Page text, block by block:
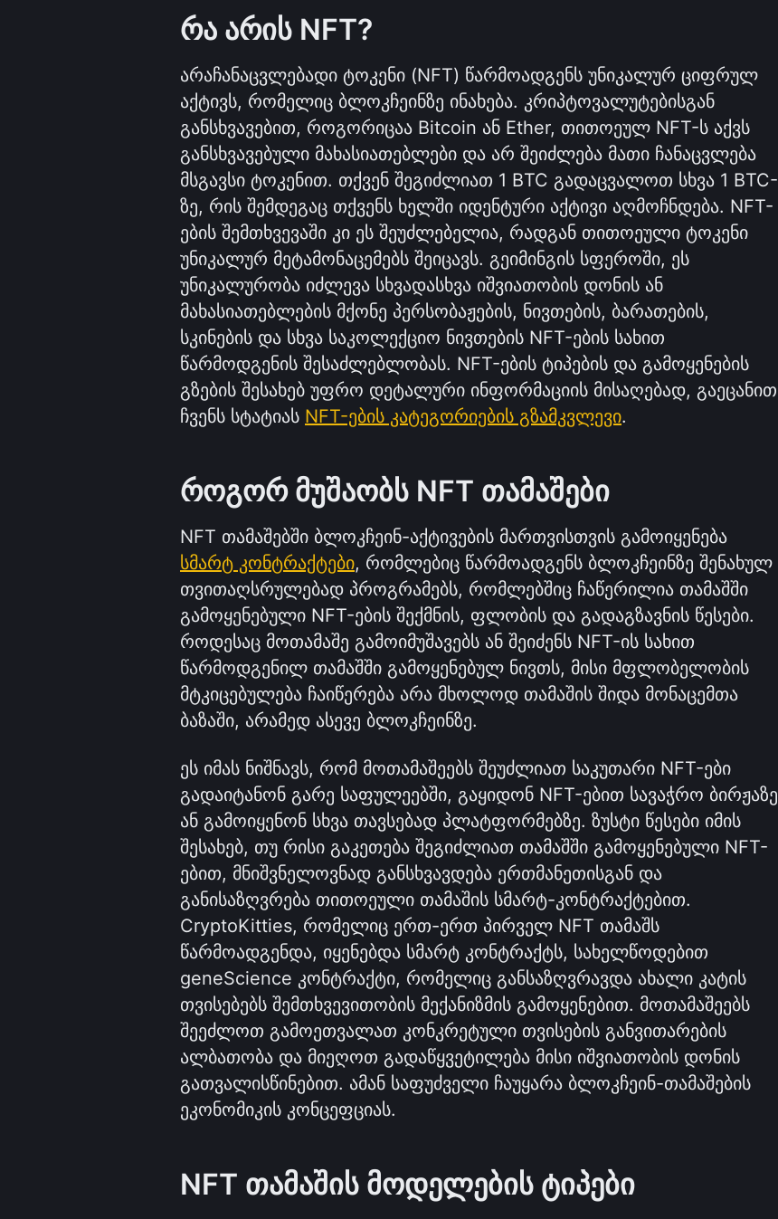
რა არის NFT?
არაჩანაცვლებადი ტოკენი (NFT) წარმოადგენს უნიკალურ ციფრულ
აქტივს, რომელიც ბლოკჩეინზე ინახება. კრიპტოვალუტებისგან
განსხვავებით, როგორიცაა Bitcoin ან Ether, თითოეულ NFT-ს აქვს
განსხვავებული მახასიათებლები და არ შეიძლება მათი ჩანაცვლება
მსგავსი ტოკენით. თქვენ შეგიძლიათ 1 BTC გადაცვალოთ სხვა 1 BTC-
ზე, რის შემდეგაც თქვენს ხელში იდენტური აქტივი აღმოჩნდება. NFT-
ების შემთხვევაში კი ეს შეუძლებელია, რადგან თითოეული ტოკენი
უნიკალურ მეტამონაცემებს შეიცავს. გეიმინგის სფეროში, ეს
უნიკალურობა იძლევა სხვადასხვა იშვიათობის დონის ან
მახასიათებლების მქონე პერსობაჟების, ნივთების, ბარათების,
სკინების და სხვა საკოლექციო ნივთების NFT-ების სახით
წარმოდგენის შესაძლებლობას. NFT-ების ტიპების და გამოყენების
გზების შესახებ უფრო დეტალური ინფორმაციის მისაღებად, გაეცანით
ჩვენს სტატიას NFT-ების კატეგორიების გზამკვლევი.
როგორ მუშაობს NFT თამაშები
სმარტ კონტრაქტები, რომლებიც წარმოადგენს ბლოკჩეინზე შენახულ
თვითაღსრულებად პროგრამებს, რომლებშიც ჩაწერილია თამაშში
გამოყენებული NFT-ების შექმნის, ფლობის და გადაგზავნის წესები.
როდესაც მოთამაშე გამოიმუშავებს ან შეიძენს NFT-ის სახით
წარმოდგენილ თამაშში გამოყენებულ ნივთს, მისი მფლობელობის
მტკიცებულება ჩაიწერება არა მხოლოდ თამაშის შიდა მონაცემთა
ბაზაში, არამედ ასევე ბლოკჩეინზე.
ეს იმას ნიშნავს, რომ მოთამაშეებს შეუძლიათ საკუთარი NFT-ები
გადაიტანონ გარე საფულეებში, გაყიდონ NFT-ებით სავაჭრო ბირჟაზე
ან გამოიყენონ სხვა თავსებად პლატფორმებზე. ზუსტი წესები იმის
შესახებ, თუ რისი გაკეთება შეგიძლიათ თამაშში გამოყენებული NFT-
ებით, მნიშვნელოვნად განსხვავდება ერთმანეთისგან და
განისაზღვრება თითოეული თამაშის სმარტ-კონტრაქტებით.
CryptoKitties, რომელიც ერთ-ერთ პირველ NFT თამაშს
წარმოადგენდა, იყენებდა სმარტ კონტრაქტს, სახელწოდებით
geneScience კონტრაქტი, რომელიც განსაზღვრავდა ახალი კატის
თვისებებს შემთხვევითობის მექანიზმის გამოყენებით. მოთამაშეებს
შეეძლოთ გამოეთვალათ კონკრეტული თვისების განვითარების
ალბათობა და მიეღოთ გადაწყვეტილება მისი იშვიათობის დონის
გათვალისწინებით. ამან საფუძველი ჩაუყარა ბლოკჩეინ-თამაშების
ეკონომიკის კონცეფციას.
NFT თამაშის მოდელების ტიპები